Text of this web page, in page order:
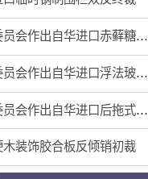
美国国际贸易委员会作出自华进口赤藓糖醇双反产业损害终裁
美国国际贸易委员会作出自华进口浮法玻璃制品双反产业损害终裁
美国国际贸易委员会作出自华进口后拖式草地维护设备及相关零部件第三次反倾销日落复审产业损害终裁
装饰胶合板反倾销初裁